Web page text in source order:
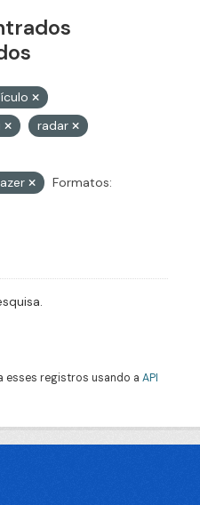
radar
Formatos:
esses registros usando a API